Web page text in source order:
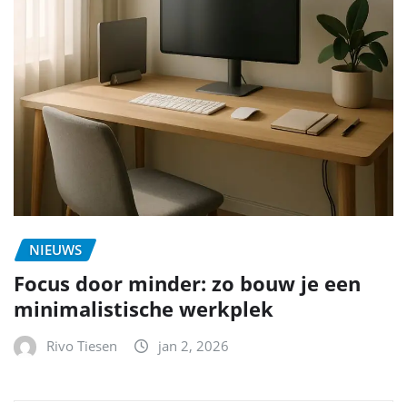
NIEUWS
Focus door minder: zo bouw je een
minimalistische werkplek
Rivo Tiesen jan 2, 2026